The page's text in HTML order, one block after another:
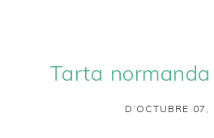
Tarta
D’OCTUBRE 07,